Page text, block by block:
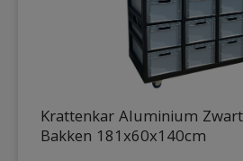
Krattenkar Aluminium
Bakken 181x60x140cm